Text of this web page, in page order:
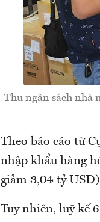
Thu ngân sách nhà
Theo báo cáo từ
nhập khẩu hàng
giảm 3,04 tỷ
Tuy nhiên, luỹ kế